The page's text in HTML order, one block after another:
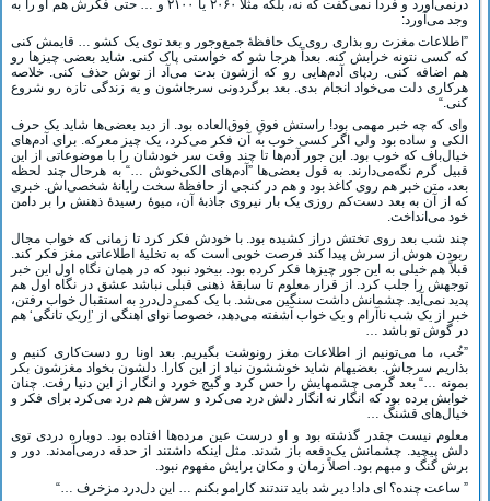
درنمی‌آورد و فردا نمی‌گفت که نه، بلکه مثلاً ۲۰۶۰ یا ۲۱۰۰ و … حتی فکرش هم او را به
وجد می‌آورد:
”اطلاعات مغزت رو بذاری روی یک حافظۀ جمع‌وجور و بعد توی یک کشو … قایمش کنی
که کسی نتونه خرابش کنه. بعداً هرجا شو که خواستی پاک کنی. شاید بعضی چیزها رو
هم اضافه کنی. ردپای آدم‌هایی رو که ازشون بدت می‌آد از توش حذف کنی. خلاصه
هرکاری دلت می‌خواد انجام بدی. بعد برگردونی سرجاشون و یه زندگی تازه رو شروع
کنی.“
وای که چه خبر مهمی بود! راستش فوقِ فوق‌العاده بود. از دید بعضی‌ها شاید یک حرف
الکی و ساده بود ولی اگر کسی خوب به آن فکر می‌کرد، یک چیز معرکه. برای آدم‌های
خیال‌باف که خوب بود. این جور آدم‌ها تا چند وقت سر خودشان را با موضوعاتی از این
قبیل گرم نگه‌می‌دارند. به قول بعضی‌ها ”آدم‌های الکی‌خوش …“ به هرحال چند لحظه
بعد، متن خبر هم روی کاغذ بود و هم در کنجی از حافظۀ سخت رایانۀ شخصی‌اش. خبری
که از آن به بعد دست‌کم روزی یک بار نیروی جاذبۀ آن، میوۀ رسیدۀ ذهنش را بر دامن
خود می‌انداخت.
چند شب بعد روی تختش دراز کشیده بود. با خودش فکر ‌کرد تا زمانی که خواب مجال
ربودن هوش از سرش پیدا کند فرصت خوبی است که به تخلیۀ اطلاعاتی مغز فکر کند.
قبلاً هم خیلی به این جور چیزها فکر کرده بود. بیخود نبود که در همان نگاه اول این خبر
توجهش را جلب کرد. از قرار معلوم تا سابقۀ ذهنی قبلی نباشد عشق در نگاه اول هم
پدید نمی‌آید. چشمانش داشت سنگین می‌شد. با یک کمی دل‌درد به استقبال خواب رفتن،
خبر از یک شب ناآرام و یک خواب آشفته می‌دهد، خصوصاً نوای آهنگی از ’اِریک تانگی‘ هم
در گوش تو باشد …
”خُب، ما می‌تونیم از اطلاعات مغز رونوشت بگیریم. بعد اونا رو دست‌کاری کنیم و
بذاریم سرجاش. بعضیهام شاید خوششون نیاد از این کارا. دلشون بخواد مغزشون بکر
بمونه …“ بعد گرمی چشمهایش را حس کرد و گیج خورد و انگار از این دنیا رفت. چنان
خوابش برده بود که انگار نه انگار دلش درد می‌کرد و سرش هم درد می‌کرد برای فکر و
خیال‌های قشنگ …
معلوم نیست چقدر گذشته بود و او درست عین مرده‌ها افتاده بود. دوباره دردی توی
دلش پیچید. چشمانش یک‌دفعه باز شدند. مثل اینکه داشتند از حدقه درمی‌آمدند. دور و
برش گنگ و مبهم بود. اصلاً زمان و مکان برایش مفهوم نبود.
” ساعت چنده؟ ای داد! دیر شد باید تندتند کارامو بکنم … این دل‌درد مزخرف …“